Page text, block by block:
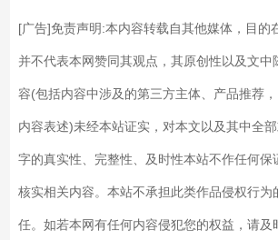
[广告]免责声明:本内容转载自其他媒体，目的
并不代表本网赞同其观点，其原创性以及文中
容(包括内容中涉及的第三方主体、产品推荐
内容表述)未经本站证实，对本文以及其中全
字的真实性、完整性、及时性本站不作任何保
核实相关内容。本站不承担此类作品侵权行为
任。如若本网有任何内容侵犯您的权益，请及